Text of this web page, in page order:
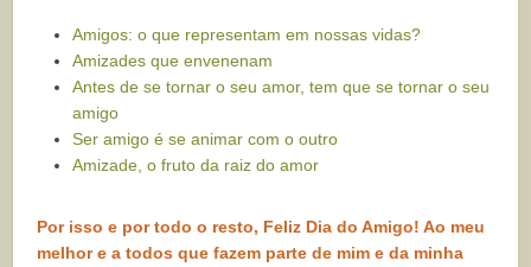
Amigos: o que representam em nossas vidas?
Amizades que envenenam
Antes de se tornar o seu amor, tem que se tornar o seu
amigo
Ser amigo é se animar com o outro
Amizade, o fruto da raiz do amor
Por isso e por todo o resto, Feliz Dia do Amigo! Ao meu
melhor e a todos que fazem parte de mim e da minha